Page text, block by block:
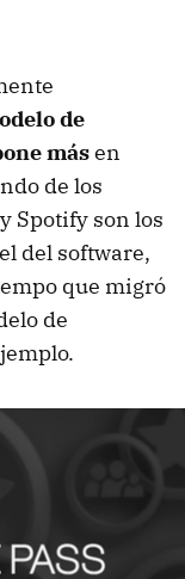
de
másen
de los
Spotify son los
del software,
que migró
de